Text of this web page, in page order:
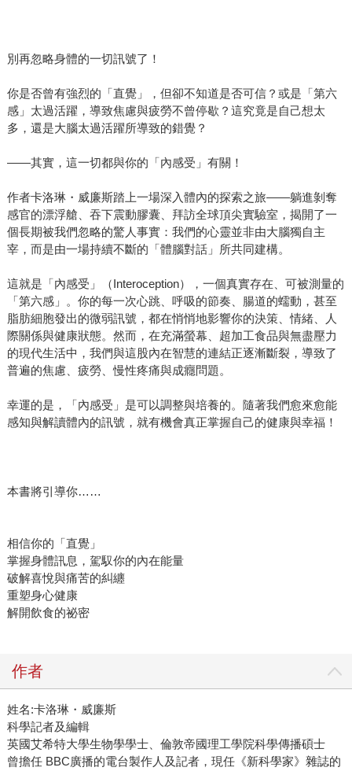
別再忽略身體的一切訊號了！
你是否曾有強烈的「直覺」，但卻不知道是否可信？或是「第六
感」太過活躍，導致焦慮與疲勞不曾停歇？這究竟是自己想太
多，還是大腦太過活躍所導致的錯覺？
——其實，這一切都與你的「內感受」有關！
作者卡洛琳・威廉斯踏上一場深入體內的探索之旅——躺進剝奪
感官的漂浮艙、吞下震動膠囊、拜訪全球頂尖實驗室，揭開了一
個長期被我們忽略的驚人事實：我們的心靈並非由大腦獨自主
宰，而是由一場持續不斷的「體腦對話」所共同建構。
這就是「內感受」（Interoception），一個真實存在、可被測量的
「第六感」。你的每一次心跳、呼吸的節奏、腸道的蠕動，甚至
脂肪細胞發出的微弱訊號，都在悄悄地影響你的決策、情緒、人
際關係與健康狀態。然而，在充滿螢幕、超加工食品與無盡壓力
的現代生活中，我們與這股內在智慧的連結正逐漸斷裂，導致了
普遍的焦慮、疲勞、慢性疼痛與成癮問題。
幸運的是，「內感受」是可以調整與培養的。隨著我們愈來愈能
感知與解讀體內的訊號，就有機會真正掌握自己的健康與幸福！
本書將引導你……
相信你的「直覺」
掌握身體訊息，駕馭你的內在能量
破解喜悅與痛苦的糾纏
重塑身心健康
解開飲食的祕密
作者
姓名:卡洛琳・威廉斯
科學記者及編輯
英國艾希特大學生物學學士、倫敦帝國理工學院科學傳播碩士
曾擔任 BBC廣播的電台製作人及記者，現任《新科學家》雜誌的